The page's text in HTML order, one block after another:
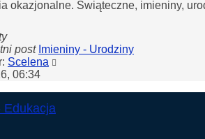
okazjonalne. Świąteczne, imieniny,
post Imieniny - Urodziny
Scelena
06:34
Edukacja